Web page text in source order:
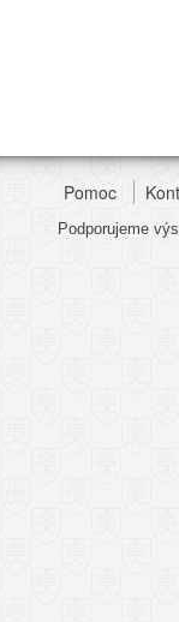
Pomoc
Podporujeme